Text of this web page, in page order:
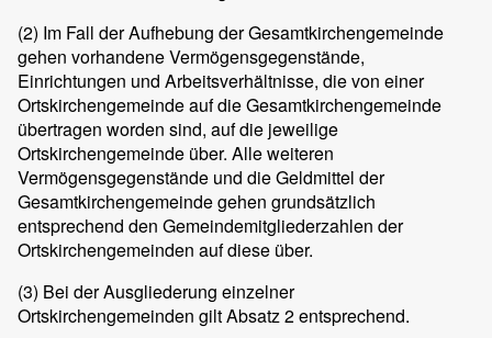
(2) Im Fall der Aufhebung der Gesamtkirchengemeinde
gehen vorhandene Vermögensgegenstände,
Einrichtungen und Arbeitsverhältnisse, die von einer
Ortskirchengemeinde auf die Gesamtkirchengemeinde
übertragen worden sind, auf die jeweilige
Ortskirchengemeinde über. Alle weiteren
Vermögensgegenstände und die Geldmittel der
Gesamtkirchengemeinde gehen grundsätzlich
entsprechend den Gemeindemitgliederzahlen der
Ortskirchengemeinden auf diese über.
(3) Bei der Ausgliederung einzelner
Ortskirchengemeinden gilt Absatz 2 entsprechend.